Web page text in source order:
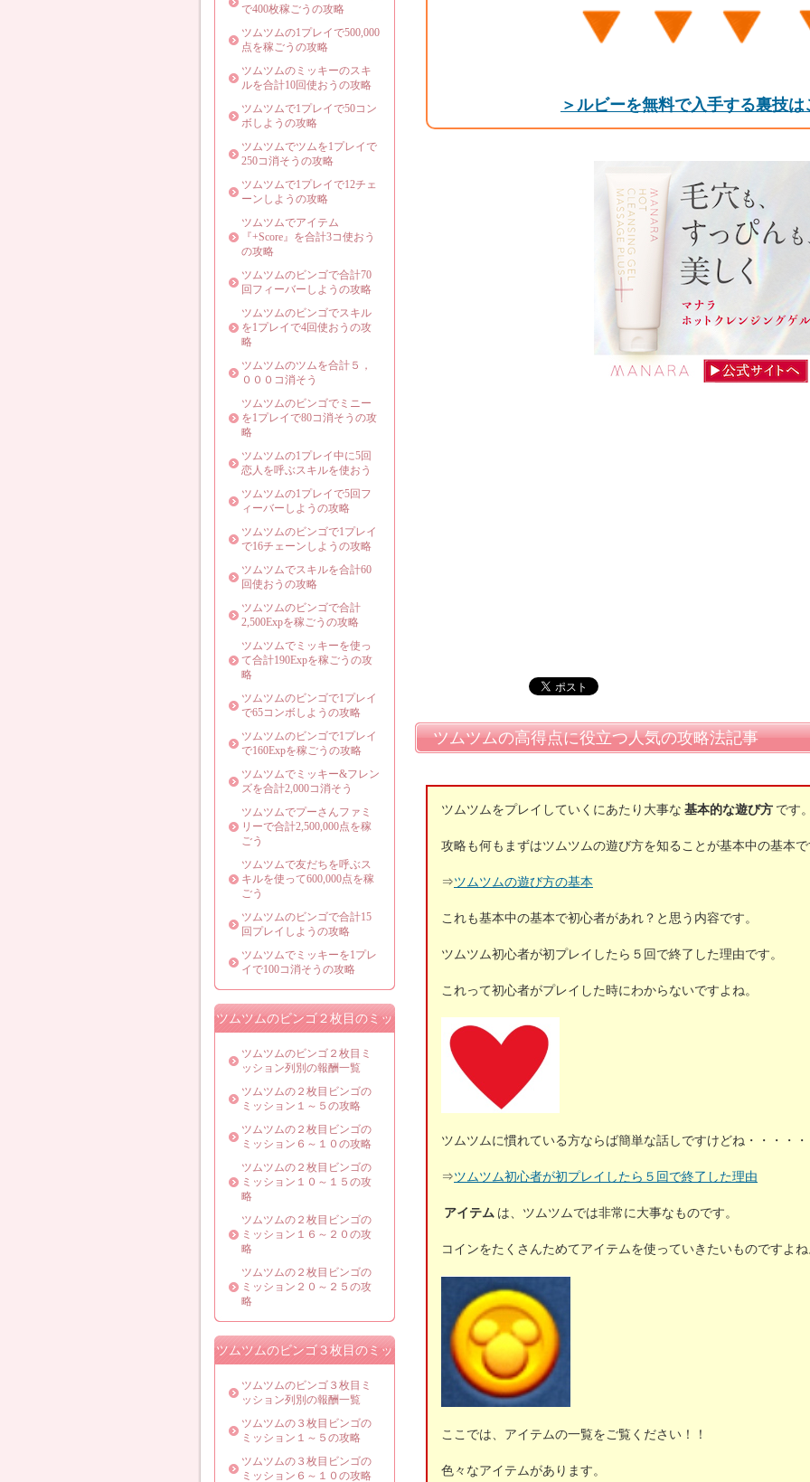
＞ルビーを無料で入手する裏技は
ツムツムの高得点に役立つ人気の攻略法記事
ツムツムをプレイしていくにあたり大事な 基本的な遊び方 です
攻略も何もまずはツムツムの遊び方を知ることが基本中の基本
⇒ツムツムの遊び方の基本
これも基本中の基本で初心者があれ？と思う内容です。
ツムツム初心者が初プレイしたら５回で終了した理由です。
これって初心者がプレイした時にわからないですよね。
ツムツムに慣れている方ならば簡単な話しですけどね・・・・
⇒ツムツム初心者が初プレイしたら５回で終了した理由
アイテム は、ツムツムでは非常に大事なものです。
コインをたくさんためてアイテムを使っていきたいものですよ
ここでは、アイテムの一覧をご覧ください！！
色々なアイテムがあります。
で400枚稼ごうの攻略
ツムツムの1プレイで500,000
点を稼ごうの攻略
ツムツムのミッキーのスキ
ルを合計10回使おうの攻略
ツムツムで1プレイで50コン
ボしようの攻略
ツムツムでツムを1プレイで
250コ消そうの攻略
ツムツムで1プレイで12チェ
ーンしようの攻略
ツムツムでアイテム
『+Score』を合計3コ使おう
の攻略
ツムツムのビンゴで合計70
回フィーバーしようの攻略
ツムツムのビンゴでスキル
を1プレイで4回使おうの攻
略
ツムツムのツムを合計５，
０００コ消そう
ツムツムのビンゴでミニー
を1プレイで80コ消そうの攻
略
ツムツムの1プレイ中に5回
恋人を呼ぶスキルを使おう
ツムツムの1プレイで5回フ
ィーバーしようの攻略
ツムツムのビンゴで1プレイ
で16チェーンしようの攻略
ツムツムでスキルを合計60
回使おうの攻略
ツムツムのビンゴで合計
2,500Expを稼ごうの攻略
ツムツムでミッキーを使っ
て合計190Expを稼ごうの攻
略
ツムツムのビンゴで1プレイ
で65コンボしようの攻略
ツムツムのビンゴで1プレイ
で160Expを稼ごうの攻略
ツムツムでミッキー&フレン
ズを合計2,000コ消そう
ツムツムでプーさんファミ
リーで合計2,500,000点を稼
ごう
ツムツムで友だちを呼ぶス
キルを使って600,000点を稼
ごう
ツムツムのビンゴで合計15
回プレイしようの攻略
ツムツムでミッキーを1プレ
イで100コ消そうの攻略
ツムツムのビンゴ２枚目のミッ
ション攻略法
ツムツムのビンゴ２枚目ミ
ッション列別の報酬一覧
ツムツムの２枚目ビンゴの
ミッション１～５の攻略
ツムツムの２枚目ビンゴの
ミッション６～１０の攻略
ツムツムの２枚目ビンゴの
ミッション１０～１５の攻
略
ツムツムの２枚目ビンゴの
ミッション１６～２０の攻
略
ツムツムの２枚目ビンゴの
ミッション２０～２５の攻
略
ツムツムのビンゴ３枚目のミッ
ション攻略
ツムツムのビンゴ３枚目ミ
ッション列別の報酬一覧
ツムツムの３枚目ビンゴの
ミッション１～５の攻略
ツムツムの３枚目ビンゴの
ミッション６～１０の攻略